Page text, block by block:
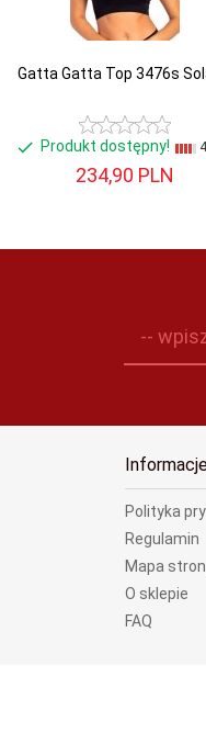
Gatta Gatta Top 3476s
Produkt dostępny!
234,90 PLN
--
Polityka
Regulamin
Mapa
O sklepie
FAQ